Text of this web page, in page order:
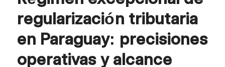
regularización tributaria
en Paraguay: precisiones
operativas y alcance